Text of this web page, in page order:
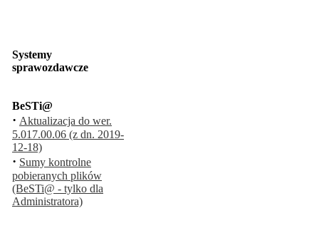
Systemy
sprawozdawcze
BeSTi@
· Aktualizacja do wer.
5.017.00.06 (z dn. 2019-
12-18)
· Sumy kontrolne
pobieranych plików
(BeSTi@ - tylko dla
Administratora)